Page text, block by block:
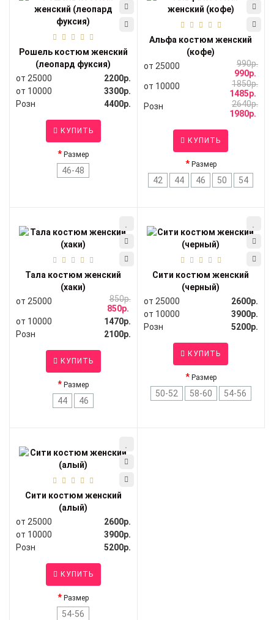
Рошель костюм женский
(леопард фуксия)
от 25000
2200р.
от 10000
3300р.
Розн
4400р.
КУПИТЬ
Размер
46-48
Альфа костюм женский
(кофе)
от 25000
990р.
990р.
от 10000
1850р.
1485р.
Розн
2640р.
1980р.
КУПИТЬ
Размер
42 44 46 50 54
Тала костюм женский
(хаки)
от 25000
850р.
850р.
от 10000
1470р.
Розн
2100р.
КУПИТЬ
Размер
44 46
Сити костюм женский
(черный)
от 25000
2600р.
от 10000
3900р.
Розн
5200р.
КУПИТЬ
Размер
50-52 58-60 54-56
Сити костюм женский
(алый)
от 25000
2600р.
от 10000
3900р.
Розн
5200р.
КУПИТЬ
Размер
54-56